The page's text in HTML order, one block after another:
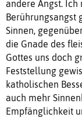
andere Angst. Ich
Berührungsangst
Sinnen,
die Gnade des
Gottes uns doch
Feststellung
katholischen
auch mehr
Empfänglichkeit